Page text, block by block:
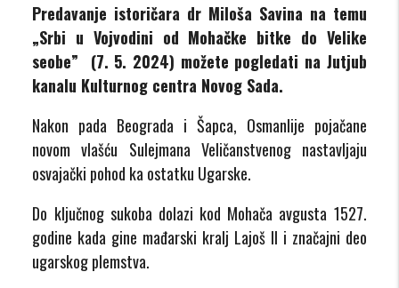
Predavanje istoričara dr Miloša Savina na temu
„Srbi u Vojvodini od Mohačke bitke do Velike
seobe”
(7. 5. 2024) možete pogledati na Jutjub
kanalu Kulturnog centra Novog Sada.
Nakon pada Beograda i Šapca, Osmanlije pojačane
novom vlašću Sulejmana Veličanstvenog nastavljaju
osvajački pohod ka ostatku Ugarske.
Do ključnog sukoba dolazi kod Mohača avgusta 1527.
godine kada gine mađarski kralj Lajoš II i značajni deo
ugarskog plemstva.